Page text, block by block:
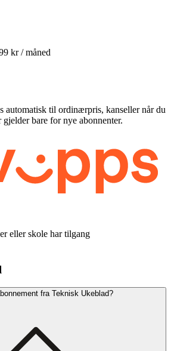
kr / måned
automatisk til ordinærpris, kanseller når du
bare for nye abonnenter.
eller skole har tilgang
fra Teknisk Ukeblad?